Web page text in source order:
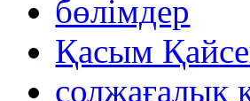
бөлімдер
Қасым
солжағалық